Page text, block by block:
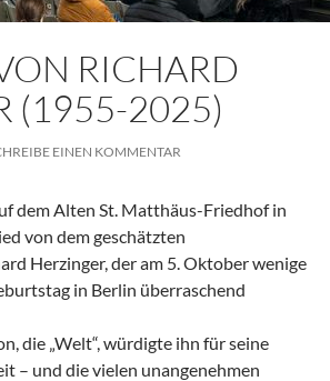
RICHARD
(1955-2025)
EINEN KOMMENTAR
dem Alten St. Matthäus-Friedhof in
von dem geschätzten
Herzinger, der am 5. Oktober wenige
in Berlin überraschend
die „Welt“, würdigte ihn für seine
– und die vielen unangenehmen